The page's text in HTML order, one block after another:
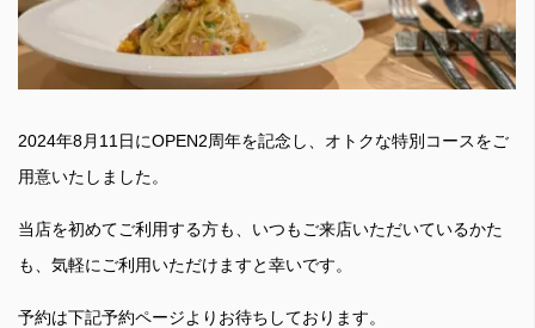
2024年8月11日にOPEN2周年を記念し、オトクな特別コースをご
用意いたしました。
当店を初めてご利用する方も、いつもご来店いただいているかた
も、気軽にご利用いただけますと幸いです。
予約は下記予約ページよりお待ちしております。